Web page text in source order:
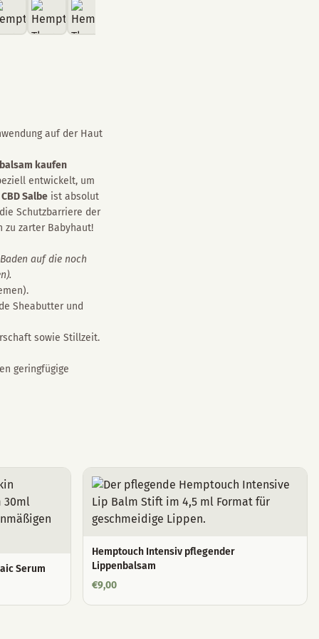
auf der Haut
kaufen
entwickelt, um
CBD Salbe ist absolut
Schutzbarriere der
zu zarter Babyhaut!
auf die noch
Sheabutter und
sowie Stillzeit.
geringfügige
Serum
Hemptouch Intensiv pflegender
Lippenbalsam
€9,00